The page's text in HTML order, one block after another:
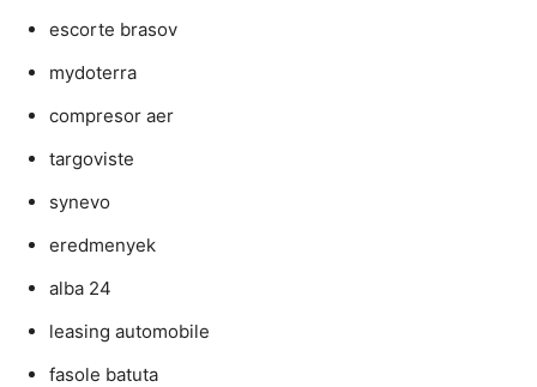
escorte brasov
mydoterra
compresor aer
targoviste
synevo
eredmenyek
alba 24
leasing automobile
fasole batuta